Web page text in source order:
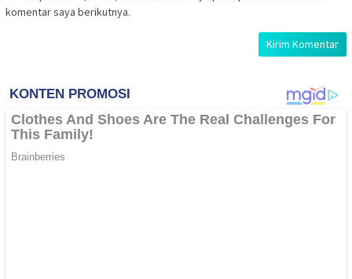
komentar saya berikutnya.